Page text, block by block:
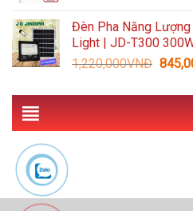
Đèn Pha Năng
Light | JD-T300
1,220,000VNĐ Giá
là: